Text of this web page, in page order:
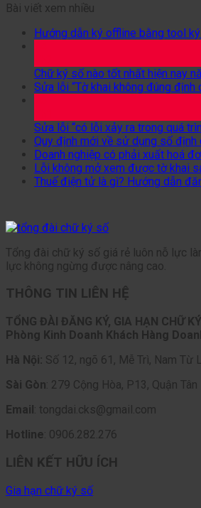
Bài viết xem nhiều
Hướng dẫn ký offline bằng tool
Chữ ký số nào tốt nhất hiện nay
Sửa lỗi “Tờ khai không đúng định
Sửa lỗi “có lỗi xảy ra trong quá
Quy định mới về sử dụng số định
Doanh nghiệp có phải xuất hoá
Lỗi không mở xem được tờ khai
Thuế điện tử là gì? Hướng dẫn
Tổng đài chữ ký số giá rẻ luôn nỗ lực
lực không ngừng được nâng cao.
THÔNG TIN LIÊN HỆ
TỔNG ĐÀI ĐĂNG KÝ, GIA HẠN CHỮ
Phòng Kinh Doanh Khách Hàng
Hà Nội: Số 12, ngõ 61, Mễ Trì, Nam Từ
Sài Gòn: 279 Cộng Hòa, P13, Quận Tân
Email : tongdai.cks@gmail.com
Hotline: 0906.282.276
LIÊN KẾT HỮU ÍCH
Gia hạn chữ ký số